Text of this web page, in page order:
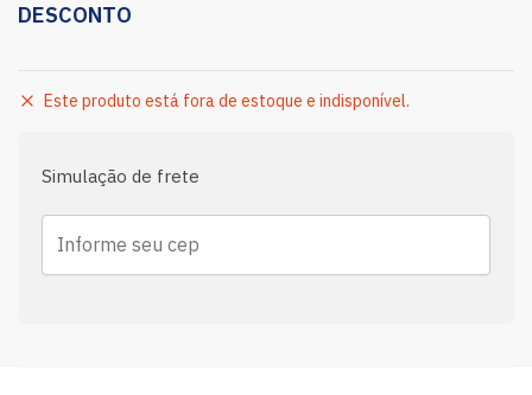
DESCONTO
Este produto está fora de estoque e indisponível.
Simulação de frete